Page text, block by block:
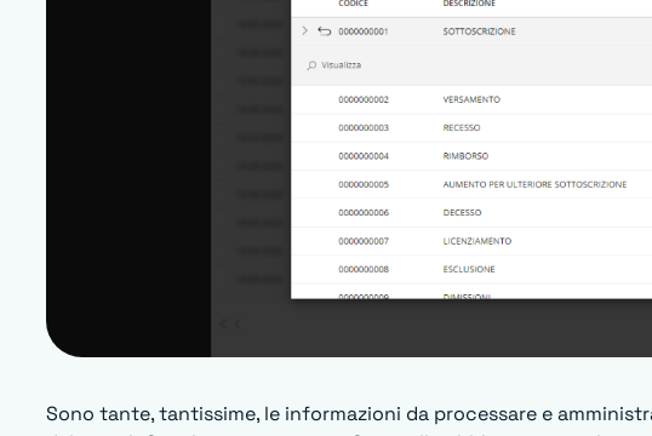
Sono tante, tantissime, le informazioni da processare e